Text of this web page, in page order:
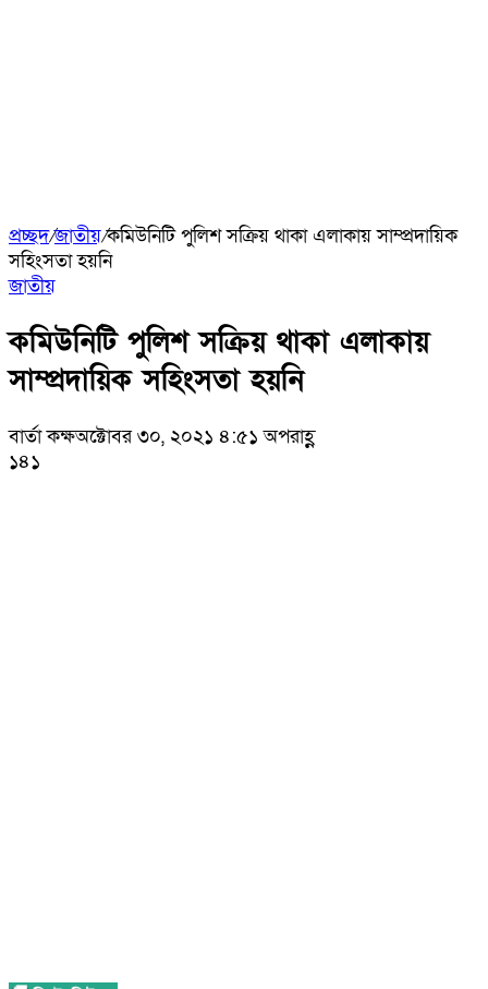
প্রচ্ছদ/জাতীয়/কমিউনিটি পুলিশ সক্রিয় থাকা এলাকায় সাম্প্রদায়িক
সহিংসতা হয়নি
জাতীয়
কমিউনিটি পুলিশ সক্রিয় থাকা এলাকায়
সাম্প্রদায়িক সহিংসতা হয়নি
বার্তা কক্ষঅক্টোবর ৩০, ২০২১ ৪:৫১ অপরাহ্ণ
১৪১